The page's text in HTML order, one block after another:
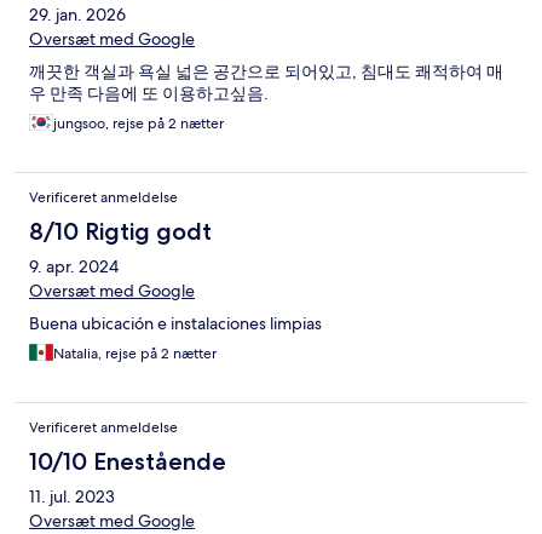
29. jan. 2026
Oversæt med Google
깨끗한 객실과 욕실 넓은 공간으로 되어있고, 침대도 쾌적하여 매
우 만족 다음에 또 이용하고싶음.
jungsoo, rejse på 2 nætter
Verificeret anmeldelse
8/10 Rigtig godt
9. apr. 2024
Oversæt med Google
Buena ubicación e instalaciones limpias
Natalia, rejse på 2 nætter
Verificeret anmeldelse
10/10 Enestående
11. jul. 2023
Oversæt med Google